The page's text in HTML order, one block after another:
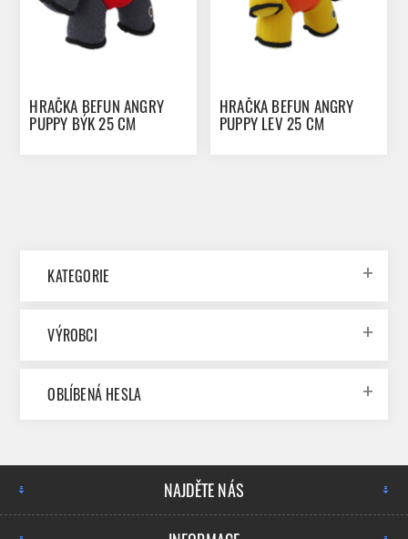
HRAČKA BEFUN ANGRY
PUPPY BÝK 25 CM
HRAČKA BEFUN ANGRY
PUPPY LEV 25 CM
KATEGORIE
VÝROBCI
OBLÍBENÁ HESLA
NAJDĚTE NÁS